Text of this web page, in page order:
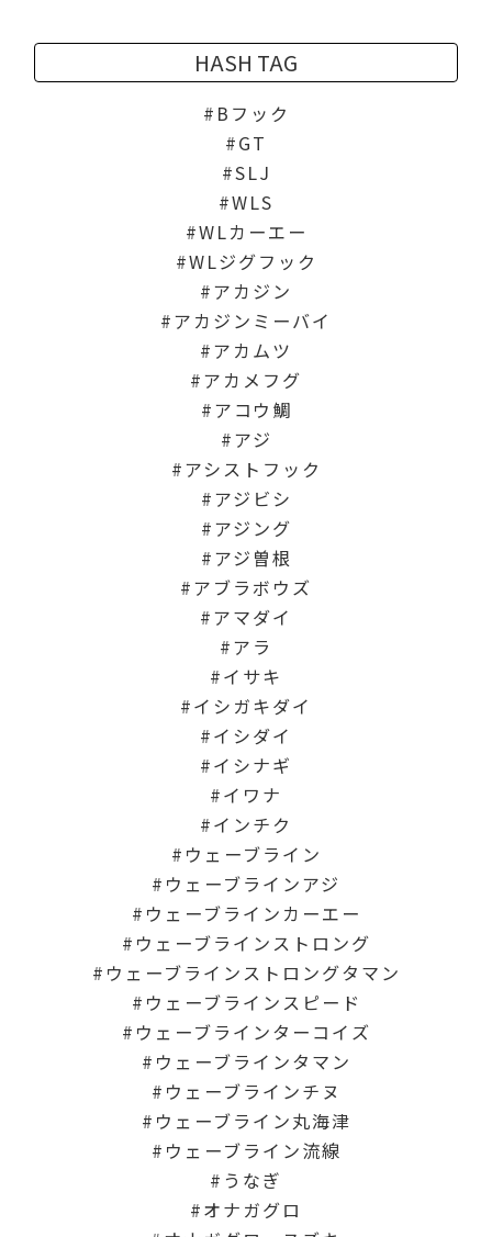
HASH TAG
Bフック
GT
SLJ
WLS
WLカーエー
WLジグフック
アカジン
アカジンミーバイ
アカムツ
アカメフグ
アコウ鯛
アジ
アシストフック
アジビシ
アジング
アジ曽根
アブラボウズ
アマダイ
アラ
イサキ
イシガキダイ
イシダイ
イシナギ
イワナ
インチク
ウェーブライン
ウェーブラインアジ
ウェーブラインカーエー
ウェーブラインストロング
ウェーブラインストロングタマン
ウェーブラインスピード
ウェーブラインターコイズ
ウェーブラインタマン
ウェーブラインチヌ
ウェーブライン丸海津
ウェーブライン流線
うなぎ
オナガグロ